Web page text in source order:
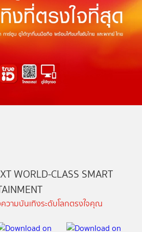
WORLD-CLASS SMART
วามบันเทิงระดับโลกตรงใจคุณ